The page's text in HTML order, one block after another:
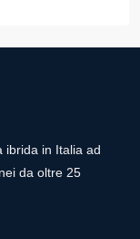
ibrida in Italia ad
da oltre 25